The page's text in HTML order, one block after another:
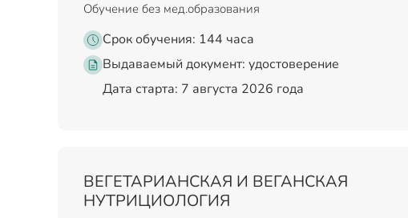
Обучение без мед.образования
Срок обучения: 144 часа
Выдаваемый документ: удостоверение
Дата старта: 7 августа 2026 года
ВЕГЕТАРИАНСКАЯ И ВЕГАНСКАЯ
НУТРИЦИОЛОГИЯ